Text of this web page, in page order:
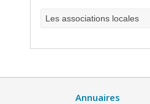
Les associations locales
Annuaires